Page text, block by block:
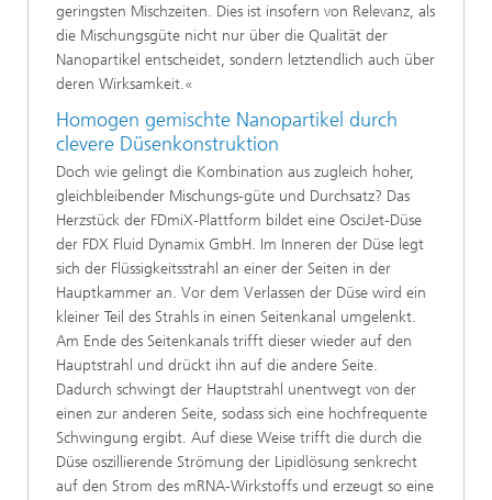
geringsten Mischzeiten. Dies ist insofern von Relevanz, als
die Mischungsgüte nicht nur über die Qualität der
Nanopartikel entscheidet, sondern letztendlich auch über
deren Wirksamkeit.«
Homogen gemischte Nanopartikel durch
clevere Düsenkonstruktion
Doch wie gelingt die Kombination aus zugleich hoher,
gleichbleibender Mischungs-güte und Durchsatz? Das
Herzstück der FDmiX-Plattform bildet eine OsciJet-Düse
der FDX Fluid Dynamix GmbH. Im Inneren der Düse legt
sich der Flüssigkeitsstrahl an einer der Seiten in der
Hauptkammer an. Vor dem Verlassen der Düse wird ein
kleiner Teil des Strahls in einen Seitenkanal umgelenkt.
Am Ende des Seitenkanals trifft dieser wieder auf den
Hauptstrahl und drückt ihn auf die andere Seite.
Dadurch schwingt der Hauptstrahl unentwegt von der
einen zur anderen Seite, sodass sich eine hochfrequente
Schwingung ergibt. Auf diese Weise trifft die durch die
Düse oszillierende Strömung der Lipidlösung senkrecht
auf den Strom des mRNA-Wirkstoffs und erzeugt so eine